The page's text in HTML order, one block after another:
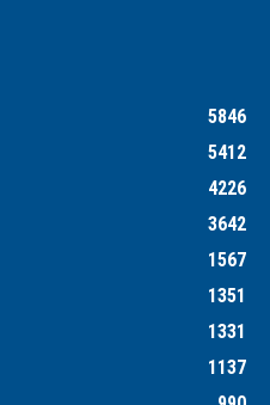
5846
5412
4226
3642
1567
1351
1331
1137